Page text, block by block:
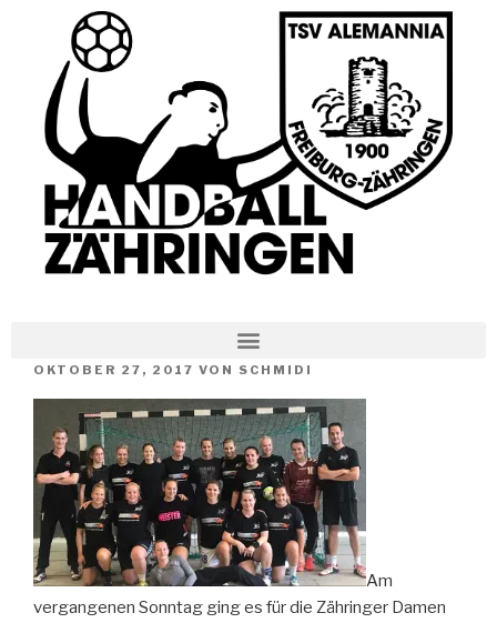
OKTOBER 27, 2017 VON SCHMIDI
Am
vergangenen Sonntag ging es für die Zähringer Damen